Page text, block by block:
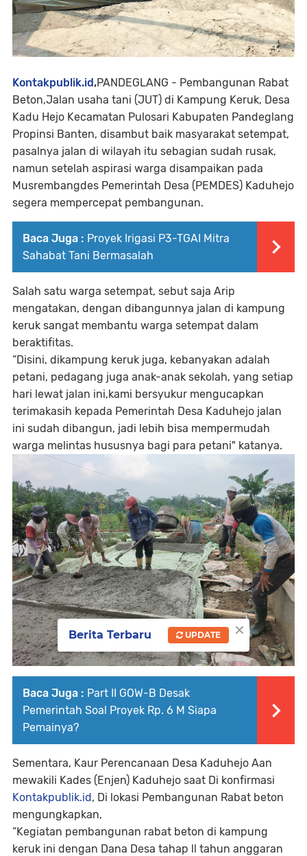
Kontakpublik.id,PANDEGLANG - Pembangunan Rabat
Beton,Jalan usaha tani (JUT) di Kampung Keruk, Desa
Kadu Hejo Kecamatan Pulosari Kabupaten Pandeglang
Propinsi Banten, disambut baik masyarakat setempat,
pasalnya jalan di wilayah itu sebagian sudah rusak,
namun setelah aspirasi warga disampaikan pada
Musrembangdes Pemerintah Desa (PEMDES) Kaduhejo
segera mempercepat pembangunan.
Baca Juga : Proyek Irigasi P3-TGAI Mitra
Sahabat Tani Bermasalah
Salah satu warga setempat, sebut saja Arip
mengatakan, dengan dibangunnya jalan di kampung
keruk sangat membantu warga setempat dalam
beraktifitas.
“Disini, dikampung keruk juga, kebanyakan adalah
petani, pedagang juga anak-anak sekolah, yang setiap
hari lewat jalan ini,kami bersyukur mengucapkan
terimakasih kepada Pemerintah Desa Kaduhejo jalan
ini sudah dibangun, jadi lebih bisa mempermudah
warga melintas hususnya bagi para petani" katanya.
Baca Juga : Part II GOW-B Desak
Pemerintah Soal Proyek Rp. 6 M Siapa
Pemainya?
Sementara, Kaur Perencanaan Desa Kaduhejo Aan
mewakili Kades (Enjen) Kaduhejo saat Di konfirmasi
Kontakpublik.id, Di lokasi Pembangunan Rabat beton
mengungkapkan,
“Kegiatan pembangunan rabat beton di kampung
keruk ini dengan Dana Desa tahap ll tahun anggaran
×
Berita Terbaru UPDATE